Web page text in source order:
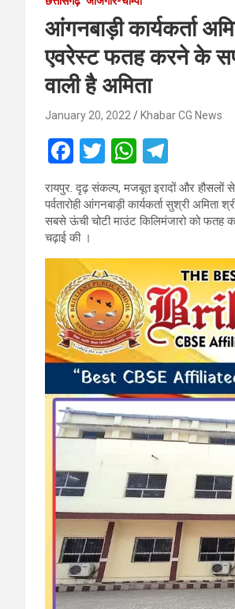
आंगनबाड़ी कार्यकर्ता
एवरेस्ट फतह करने के
वाली है अमिता
January 20, 2022 Khabar CG News
F
a
ce
b
o
o
k
T
wi
tt
er
W
h
at
s
A
p
p
el
e
gr
a
m
रायपुर. दृढ़ संकल्प, मजबूत इरादों और हौसलों से
पर्वतारोही आंगनबाड़ी कार्यकर्ता सुश्री
सबसे ऊंची चोटी माउंट किलिमंजारो को फतह
चढ़ाई की ।